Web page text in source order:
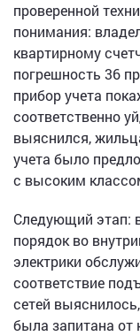
проверенной
понимания:
квартирному
погрешность 36
прибор учета
соответственно
выяснился,
учета было
с высоким
Следующий этап:
порядок во
электрики
соответствие
сетей
была запитана от